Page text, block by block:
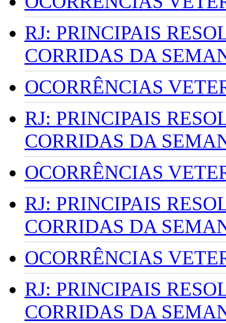
RJ: PRINCIPAIS
CORRIDAS DA
OCORRÊNCIAS
RJ: PRINCIPAIS
CORRIDAS DA
OCORRÊNCIAS
RJ: PRINCIPAIS
CORRIDAS DA
OCORRÊNCIAS
RJ: PRINCIPAIS
CORRIDAS DA